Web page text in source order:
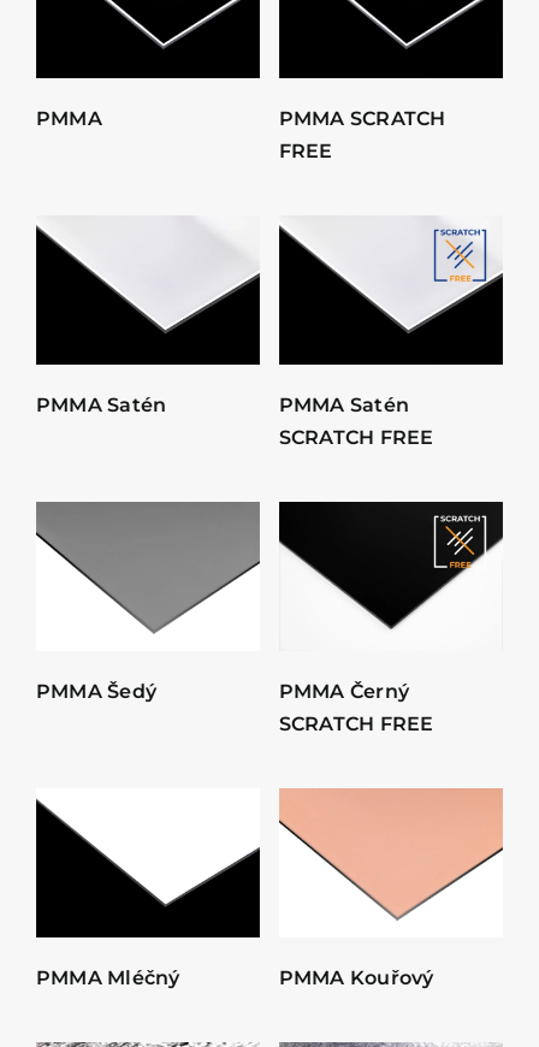
PMMA
PMMA SCRATCH
FREE
PMMA Satén
PMMA Satén
SCRATCH FREE
PMMA Šedý
PMMA Černý
SCRATCH FREE
PMMA Mléčný PMMA Kouřový